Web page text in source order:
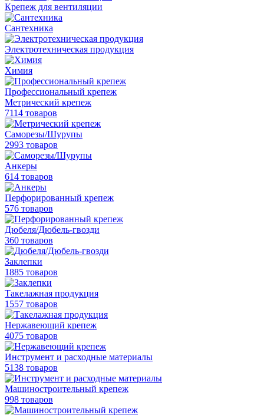
Крепеж для вентиляции
Сантехника
Электротехническая продукция
Химия
Профессиональный крепеж
Метрический крепеж
7114 товаров
Саморезы/Шурупы
2993 товаров
Анкеры
614 товаров
Перфорированный крепеж
576 товаров
Дюбеля/Дюбель-гвозди
360 товаров
Заклепки
1885 товаров
Такелажная продукция
1557 товаров
Нержавеющий крепеж
4075 товаров
Инструмент и расходные материалы
5138 товаров
Машиностроительный крепеж
998 товаров